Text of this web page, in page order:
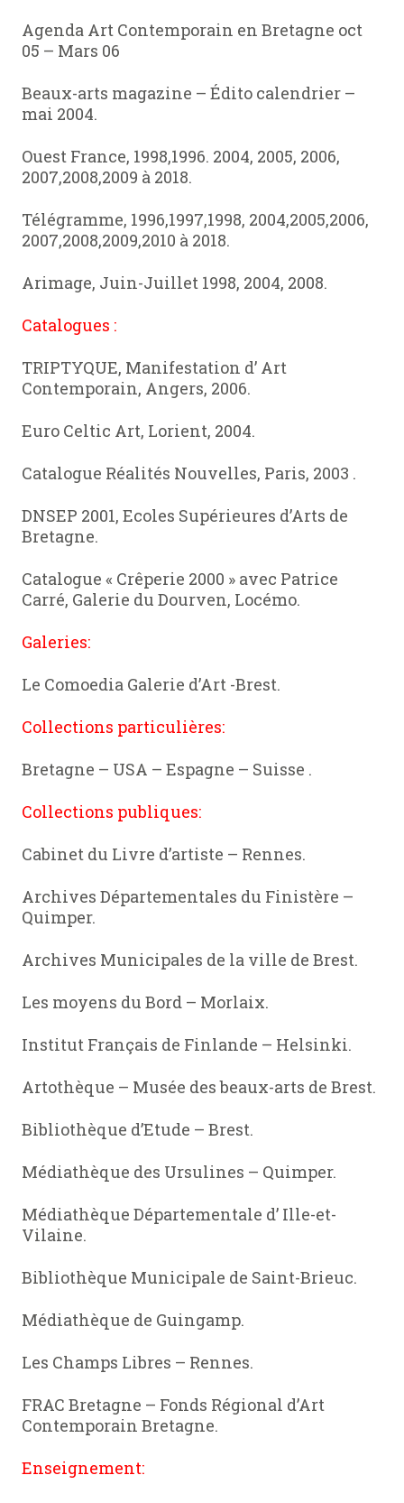
Agenda Art Contemporain en Bretagne oct
05 – Mars 06
Beaux-arts magazine – Édito calendrier –
mai 2004.
Ouest France, 1998,1996. 2004, 2005, 2006,
2007,2008,2009 à 2018.
Télégramme, 1996,1997,1998, 2004,2005,2006,
2007,2008,2009,2010 à 2018.
Arimage, Juin-Juillet 1998, 2004, 2008.
Catalogues :
TRIPTYQUE, Manifestation d’ Art
Contemporain, Angers, 2006.
Euro Celtic Art, Lorient, 2004.
Catalogue Réalités Nouvelles, Paris, 2003 .
DNSEP 2001, Ecoles Supérieures d’Arts de
Bretagne.
Catalogue « Crêperie 2000 » avec Patrice
Carré, Galerie du Dourven, Locémo.
Galeries:
Le Comoedia Galerie d’Art -Brest.
Collections particulières:
Bretagne – USA – Espagne – Suisse .
Collections publiques:
Cabinet du Livre d’artiste – Rennes.
Archives Départementales du Finistère –
Quimper.
Archives Municipales de la ville de Brest.
Les moyens du Bord – Morlaix.
Institut Français de Finlande – Helsinki.
Artothèque – Musée des beaux-arts de Brest.
Bibliothèque d’Etude – Brest.
Médiathèque des Ursulines – Quimper.
Médiathèque Départementale d’ Ille-et-
Vilaine.
Bibliothèque Municipale de Saint-Brieuc.
Médiathèque de Guingamp.
Les Champs Libres – Rennes.
FRAC Bretagne – Fonds Régional d’Art
Contemporain Bretagne.
Enseignement: